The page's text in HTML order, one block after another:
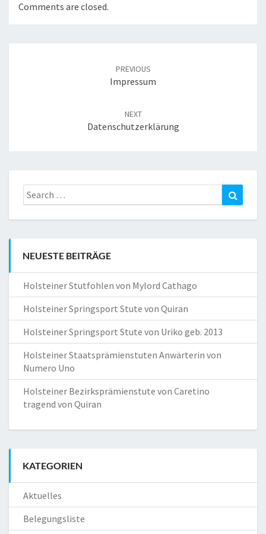
Comments are closed.
PREVIOUS
Impressum
NEXT
Datenschutzerklärung
Search
for:
NEUESTE BEITRÄGE
Holsteiner Stutfohlen von Mylord Cathago
Holsteiner Springsport Stute von Quiran
Holsteiner Springsport Stute von Uriko geb. 2013
Holsteiner Staatsprämienstuten Anwärterin von
Numero Uno
Holsteiner Bezirksprämienstute von Caretino
tragend von Quiran
KATEGORIEN
Aktuelles
Belegungsliste